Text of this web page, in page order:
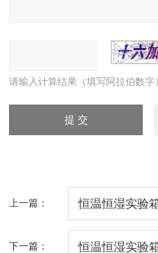
请输入计算结果（填写阿拉伯数字
上一篇： 恒温恒湿实验
下一篇： 恒温恒湿实验